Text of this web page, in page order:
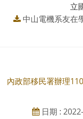
立
中山電機系友在
內政部移民署辦理
日期 :